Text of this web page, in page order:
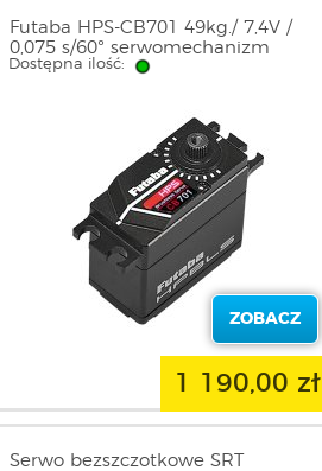
Futaba HPS-CB701 49kg./ 7,4V /
0,075 s/60° serwomechanizm
Dostępna ilość:
ZOBACZ
1 190,00 zł
Serwo bezszczotkowe SRT